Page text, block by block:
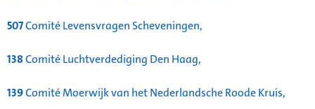
507Comité Levensvragen Scheveningen,
138Comité Luchtverdediging Den Haag,
139Comité Moerwijk van het Nederlandsche Roode Kruis,